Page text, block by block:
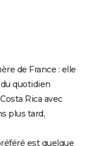
de France : elle
quotidien
Rica avec
plus tard,
est quelque